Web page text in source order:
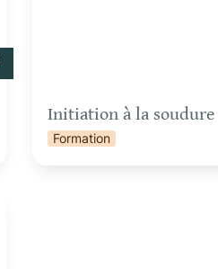
Initiation à la soudure
Formation